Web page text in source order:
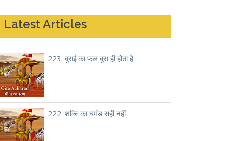
Latest Articles
223. बुराई का फल बुरा ही होता है
222. शक्ति का घमंड सही नहीं